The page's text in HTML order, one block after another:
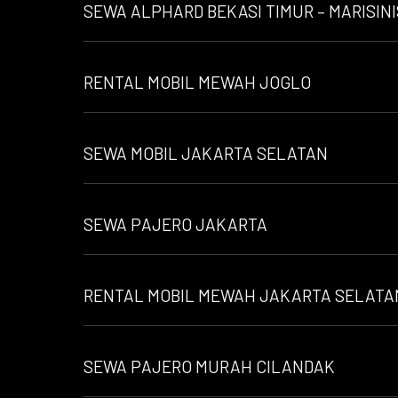
SEWA ALPHARD BEKASI TIMUR –
RENTAL MOBIL MEWAH JOGLO
SEWA MOBIL JAKARTA SELATAN
SEWA PAJERO JAKARTA
RENTAL MOBIL MEWAH JAKARTA
SEWA PAJERO MURAH CILANDAK